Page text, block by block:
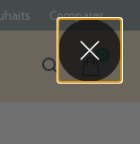
Comparer
items